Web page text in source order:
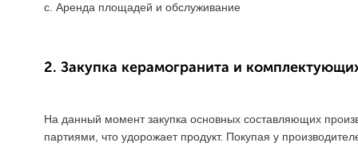
с. Аренда площадей и обслуживание
2. Закупка керамогранита и
На данный момент закупка основных составляющих
партиями, что удорожает продукт. Покупая у